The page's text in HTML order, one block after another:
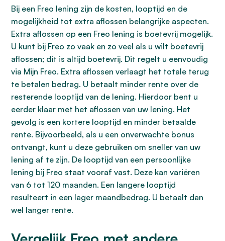
Bij een Freo lening zijn de kosten, looptijd en de
mogelijkheid tot extra aflossen belangrijke aspecten.
Extra aflossen op een Freo lening is boetevrij mogelijk.
U kunt bij Freo zo vaak en zo veel als u wilt boetevrij
aflossen; dit is altijd boetevrij. Dit regelt u eenvoudig
via Mijn Freo. Extra aflossen verlaagt het totale terug
te betalen bedrag. U betaalt minder rente over de
resterende looptijd van de lening. Hierdoor bent u
eerder klaar met het aflossen van uw lening. Het
gevolg is een kortere looptijd en minder betaalde
rente. Bijvoorbeeld, als u een onverwachte bonus
ontvangt, kunt u deze gebruiken om sneller van uw
lening af te zijn. De looptijd van een persoonlijke
lening bij Freo staat vooraf vast. Deze kan variëren
van 6 tot 120 maanden. Een langere looptijd
resulteert in een lager maandbedrag. U betaalt dan
wel langer rente.